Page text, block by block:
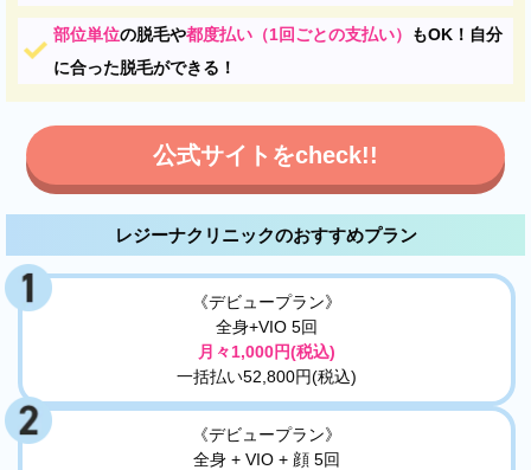
部位単位の脱毛や都度払い（1回ごとの支払い）
もOK！自分
に合った脱毛ができる！
公式サイトをcheck!!
レジーナクリニックのおすすめプラン
《デビュープラン》
全身+VIO 5回
月々1,000円(税込)
一括払い52,800円(税込)
《デビュープラン》
全身 + VIO + 顔 5回